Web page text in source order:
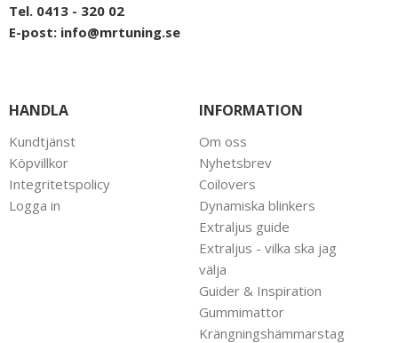
Tel. 0413 - 320 02
E-post: info@mrtuning.se
HANDLA
Kundtjänst
Köpvillkor
Integritetspolicy
Logga in
INFORMATION
Om oss
Nyhetsbrev
Coilovers
Dynamiska blinkers
Extraljus guide
Extraljus - vilka ska jag
välja
Guider & Inspiration
Gummimattor
Krängningshämmarstag